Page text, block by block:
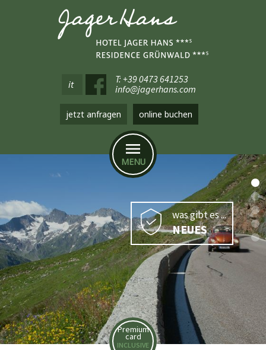
it
T: +39 0473 641253
info@jagerhans.com
jetzt anfragen online buchen
MENU
was gibt es ...
NEUES
Premium
card
INCLUSIVE